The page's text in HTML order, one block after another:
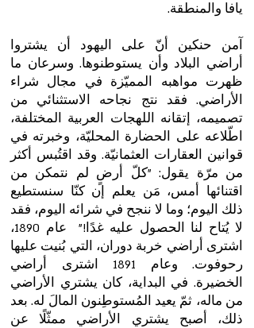
يافا والمنطقة.
آمن حنكين أنّ على اليهود أن يشتروا
أراضي البلاد وأن يستوطنوها. وسرعان ما
ظهرت مواهبه المميّزة في مجال شراء
الأراضي. فقد نتج نجاحه الاستثنائي من
تصميمه، إتقانه اللهجات العربية المختلفة،
اطّلاعه على الحضارة المحليّة، وخبرته في
قوانين العقارات العثمانيّة. وقد اقتُبس أكثر
من مرّة يقول: "كلّ أرضٍ لم نتمكن من
اقتنائها أمس، مَن يعلم إن كنّا سنستطيع
ذلك اليوم؛ وما لا ننجح في شرائه اليوم، فقد
لا يُتاح لنا الحصول عليه غدًا!" عام 1890،
اشترى أراضي خربة دوران، التي بُنيت عليها
رحوفوت. وعام 1891 اشترى أراضي
الخضيرة. في البداية، كان يشتري الأراضي
من ماله، ثمّ يعيد المُستوطِنون المالَ له. بعد
ذلك، أصبح يشتري الأراضي ممثّلًا عن